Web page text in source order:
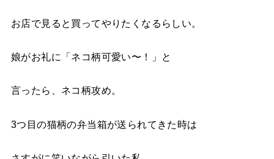
お店で見ると買ってやりたくなるらしい。
娘がお礼に「ネコ柄可愛い〜！」と
言ったら、ネコ柄攻め。
3つ目の猫柄の弁当箱が送られてきた時は